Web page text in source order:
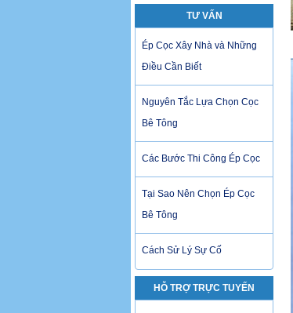
TƯ VẤN
Ép Cọc Xây Nhà và Những
Điều Cần Biết
Nguyên Tắc Lựa Chọn Cọc
Bê Tông
Các Bước Thi Công Ép Cọc
Tại Sao Nên Chọn Ép Cọc
Bê Tông
Cách Sử Lý Sự Cố
HỖ TRỢ TRỰC TUYẾN